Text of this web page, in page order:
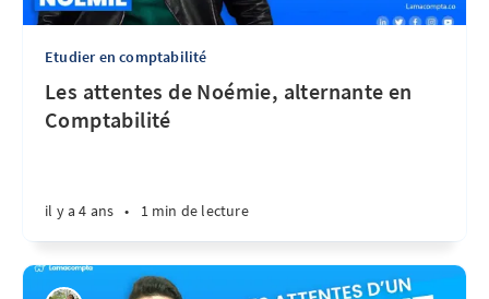
Etudier en comptabilité
Les attentes de Noémie, alternante en
Comptabilité
il y a 4 ans • 1 min de lecture